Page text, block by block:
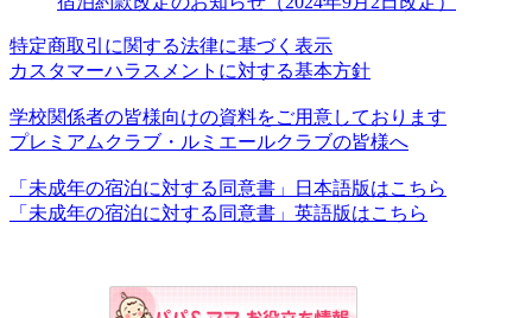
特定商取引に関する法律に基づく表示
カスタマーハラスメントに対する基本方針
学校関係者の皆様向けの資料をご用意しております
プレミアムクラブ・ルミエールクラブの皆様へ
「未成年の宿泊に対する同意書」日本語版はこちら
「未成年の宿泊に対する同意書」英語版はこちら